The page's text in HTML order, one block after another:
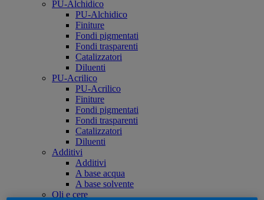
PU-Alchidico
PU-Alchidico
Finiture
Fondi pigmentati
Fondi trasparenti
Catalizzatori
Diluenti
PU-Acrilico
PU-Acrilico
Finiture
Fondi pigmentati
Fondi trasparenti
Catalizzatori
Diluenti
Additivi
Additivi
A base acqua
A base solvente
Oli e cere